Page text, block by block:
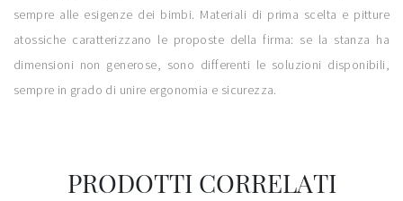
sempre alle esigenze dei bimbi. Materiali di prima scelta e pitture
atossiche caratterizzano le proposte della firma: se la stanza ha
dimensioni non generose, sono differenti le soluzioni disponibili,
sempre in grado di unire ergonomia e sicurezza.
PRODOTTI CORRELATI